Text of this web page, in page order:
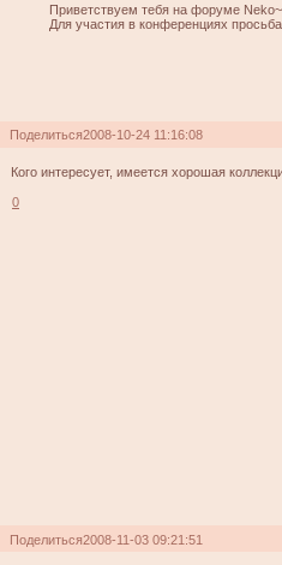
Приветствуем тебя на форуме
Для участия в конференциях
Поделиться2008-10-24 11:16:08
Кого интересует, имеется хорошая
0
Поделиться2008-11-03 09:21:51